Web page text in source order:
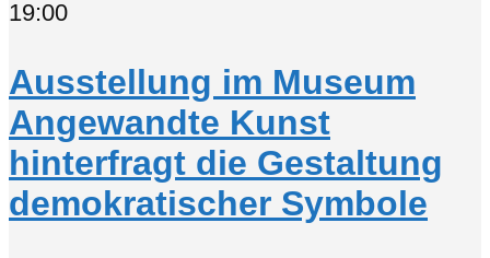
19:00
Ausstellung im Museum
Angewandte Kunst
hinterfragt die Gestaltung
demokratischer Symbole